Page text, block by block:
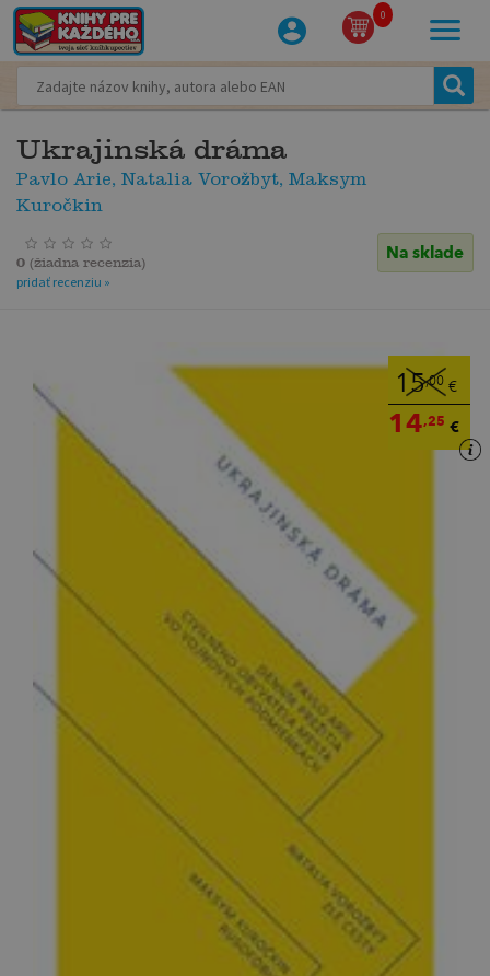
0
Ukrajinská dráma
Pavlo Arie, Natalia Vorožbyt, Maksym
Kuročkin
Na sklade
0 (žiadna recenzia)
pridať recenziu »
15,00 €
14,25 €